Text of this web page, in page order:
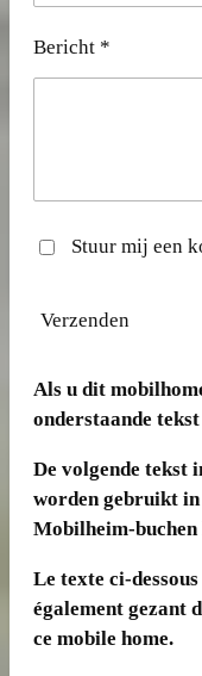
Bericht *
Stuur mij een
Verzenden
Als u dit
onderstaande
De volgende tekst
worden gebruikt in
Mobilheim-
Le texte ci-
également gezant
ce mobile home.